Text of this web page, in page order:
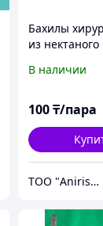
Бахилы
из нектаного
гр. -
В наличии
100₸/пара
ТОО "Anirise" - изделия медицинского назначения